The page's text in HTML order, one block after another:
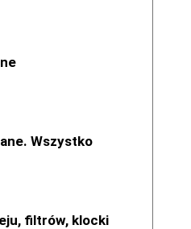
Wszystko
filtrów, klocki